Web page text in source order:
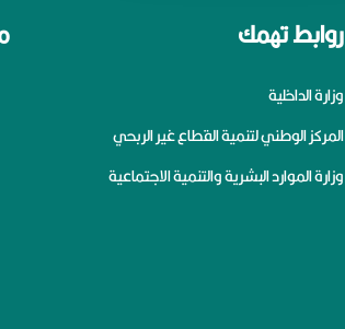
روابط تهمك
وزارة الداخلية
المركز الوطني لتنمية القطاع غير الربحي
وزارة الموارد البشرية والتنمية الاجتماعية